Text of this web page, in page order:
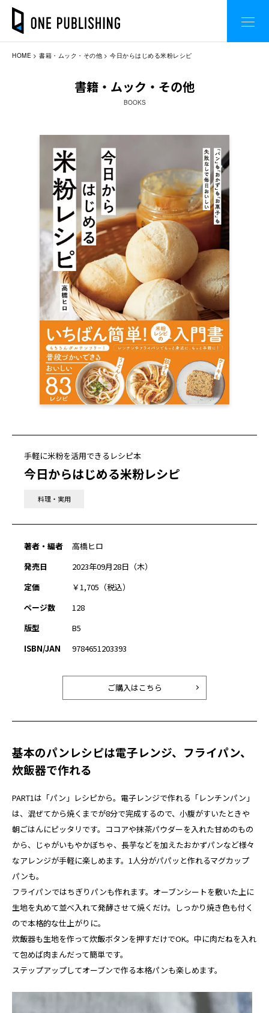
HOME 書籍・ムック・その他 今日からはじめる米粉レシピ
書籍・ムック・その他
BOOKS
手軽に米粉を活用できるレシピ本
今日からはじめる米粉レシピ
料理・実用
著者・編者
高橋ヒロ
発売日
2023年09月28日（木）
定価
￥1,705（税込）
ページ数
128
版型
B5
ISBN/JAN
9784651203393
ご購入はこちら
基本のパンレシピは電子レンジ、フライパン、
炊飯器で作れる
PART1は「パン」レシピから。電子レンジで作れる「レンチンパン」
は、混ぜてから焼くまでが8分で完成するので、小腹がすいたときや
朝ごはんにピッタリです。ココアや抹茶パウダーを入れた甘めのもの
から、じゃがいもやかぼちゃ、長芋などを加えたおかずパンなど様々
なアレンジが手軽に楽しめます。1人分がパパッと作れるマグカップ
パンも。
フライパンではちぎりパンも作れます。オーブンシートを敷いた上に
生地を丸めて並べ入れて発酵させて焼くだけ。しっかり焼き色も付く
ので本格的な仕上がりに。
炊飯器も生地を作って炊飯ボタンを押すだけでOK。中に肉だねを入れ
て包めば肉まんだって簡単です。
ステップアップしてオーブンで作る本格パンも楽しめます。